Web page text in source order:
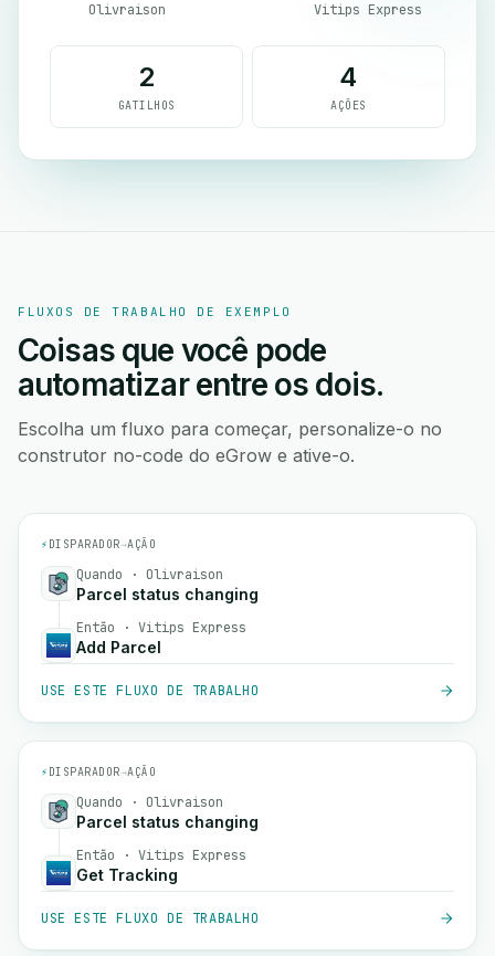
Olivraison Vitips Express
2
GATILHOS
4
AÇÕES
FLUXOS DE TRABALHO DE EXEMPLO
Coisas que você pode
automatizar entre os dois.
Escolha um fluxo para começar, personalize-o no
construtor no-code do eGrow e ative-o.
⚡ DISPARADOR→AÇÃO
Quando · Olivraison
Parcel status changing
Então · Vitips Express
Add Parcel
USE ESTE FLUXO DE TRABALHO
⚡ DISPARADOR→AÇÃO
Quando · Olivraison
Parcel status changing
Então · Vitips Express
Get Tracking
USE ESTE FLUXO DE TRABALHO